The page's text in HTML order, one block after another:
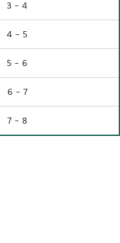
3 - 4
4 - 5
5 - 6
6 - 7
7 - 8